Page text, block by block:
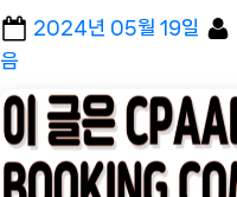
Posted
2024년 05월 19일
음